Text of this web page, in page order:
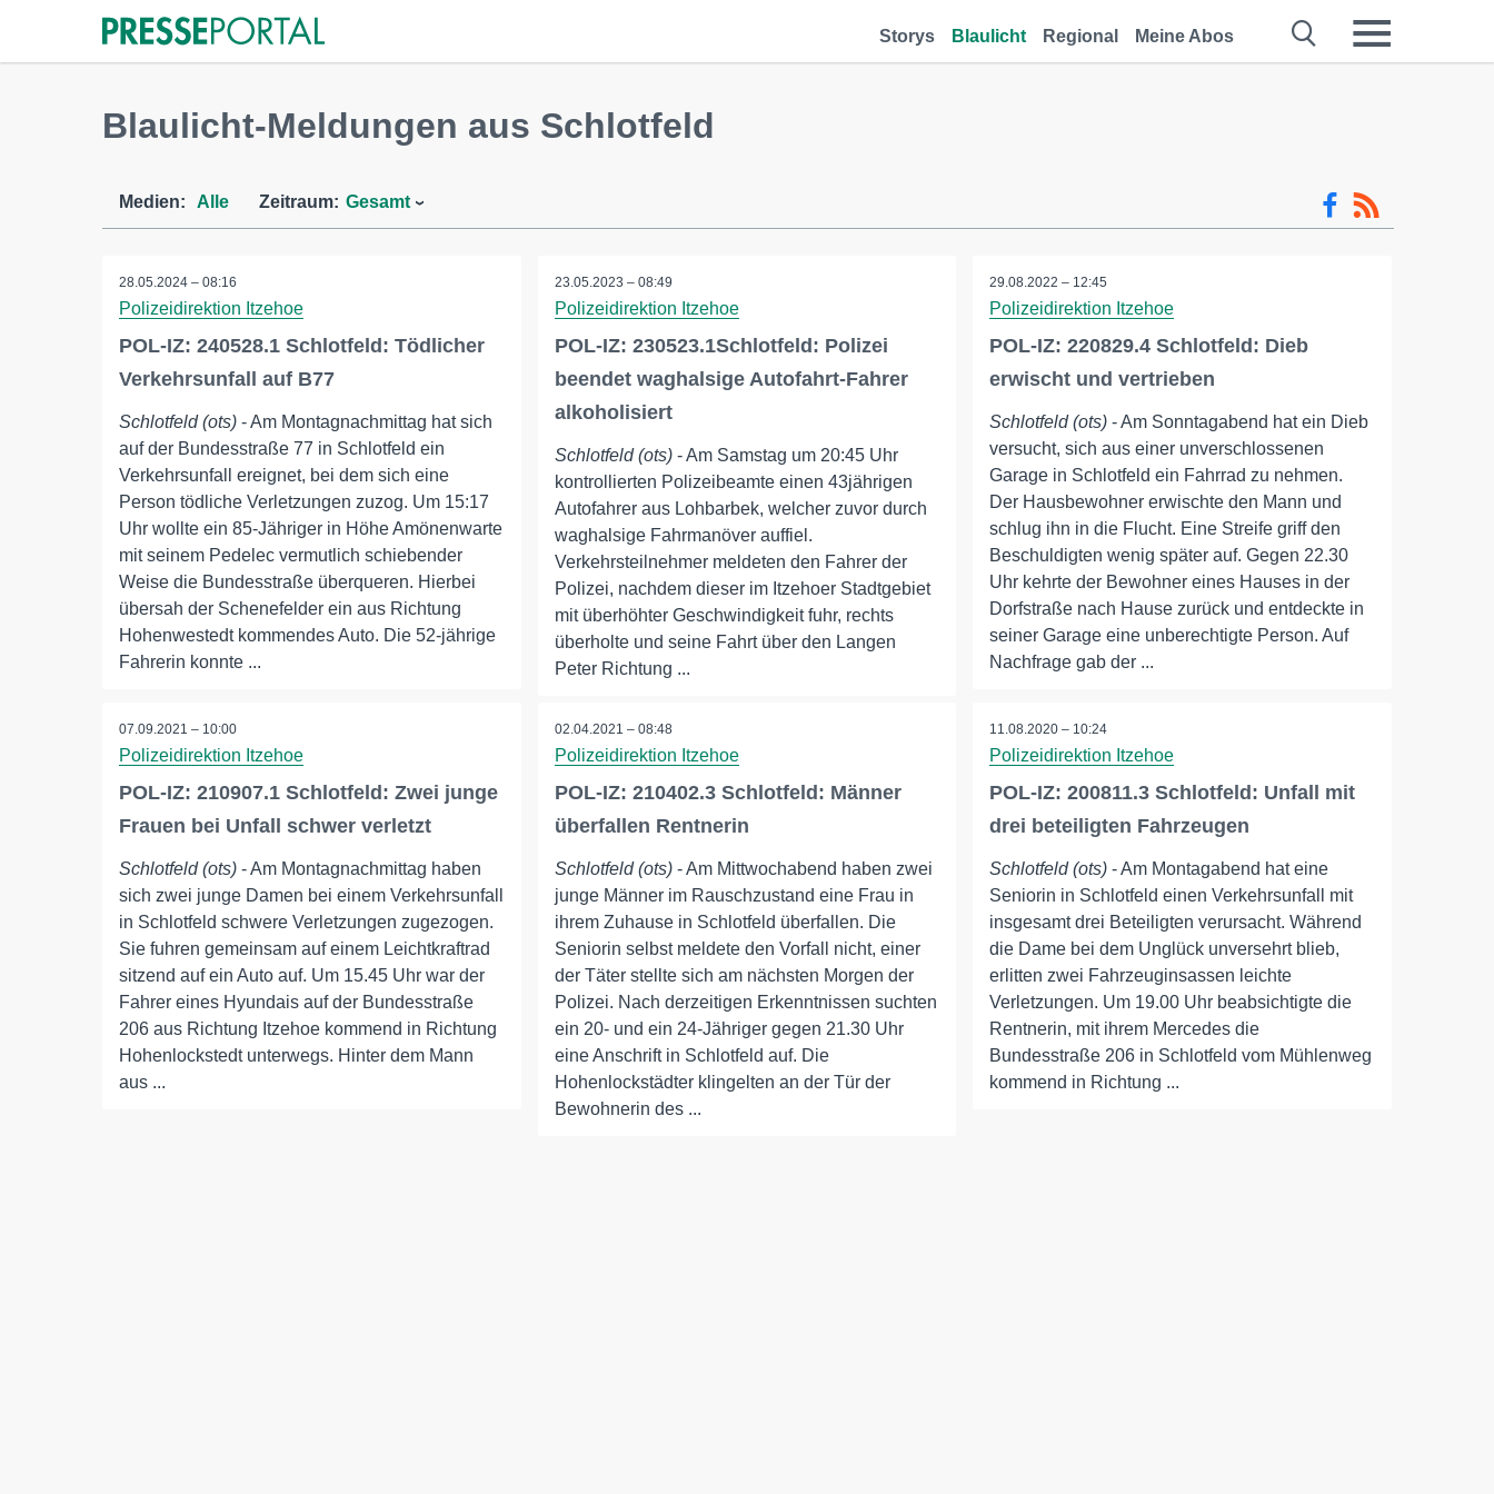
Storys Blaulicht Regional Meine Abos
Blaulicht-Meldungen aus Schlotfeld
Medien: Alle Zeitraum: Gesamt
28.05.2024 – 08:16
Polizeidirektion Itzehoe
POL-IZ: 240528.1 Schlotfeld: Tödlicher
Verkehrsunfall auf B77
Schlotfeld (ots) - Am Montagnachmittag hat sich
auf der Bundesstraße 77 in Schlotfeld ein
Verkehrsunfall ereignet, bei dem sich eine
Person tödliche Verletzungen zuzog. Um 15:17
Uhr wollte ein 85-Jähriger in Höhe Amönenwarte
mit seinem Pedelec vermutlich schiebender
Weise die Bundesstraße überqueren. Hierbei
übersah der Schenefelder ein aus Richtung
Hohenwestedt kommendes Auto. Die 52-jährige
Fahrerin konnte ...
23.05.2023 – 08:49
Polizeidirektion Itzehoe
POL-IZ: 230523.1Schlotfeld: Polizei
beendet waghalsige Autofahrt-Fahrer
alkoholisiert
Schlotfeld (ots)- Am Samstag um 20:45 Uhr
kontrollierten Polizeibeamte einen 43jährigen
Autofahrer aus Lohbarbek, welcher zuvor durch
waghalsige Fahrmanöver auffiel.
Verkehrsteilnehmer meldeten den Fahrer der
Polizei, nachdem dieser im Itzehoer Stadtgebiet
mit überhöhter Geschwindigkeit fuhr, rechts
überholte und seine Fahrt über den Langen
Peter Richtung ...
29.08.2022 – 12:45
Polizeidirektion Itzehoe
POL-IZ: 220829.4 Schlotfeld: Dieb
erwischt und vertrieben
Schlotfeld (ots) - Am Sonntagabend hat ein Dieb
versucht, sich aus einer unverschlossenen
Garage in Schlotfeld ein Fahrrad zu nehmen.
Der Hausbewohner erwischte den Mann und
schlug ihn in die Flucht. Eine Streife griff den
Beschuldigten wenig später auf. Gegen 22.30
Uhr kehrte der Bewohner eines Hauses in der
Dorfstraße nach Hause zurück und entdeckte in
seiner Garage eine unberechtigte Person. Auf
Nachfrage gab der ...
07.09.2021 – 10:00
Polizeidirektion Itzehoe
POL-IZ: 210907.1 Schlotfeld: Zwei junge
Frauen bei Unfall schwer verletzt
Schlotfeld (ots) - Am Montagnachmittag haben
sich zwei junge Damen bei einem Verkehrsunfall
in Schlotfeld schwere Verletzungen zugezogen.
Sie fuhren gemeinsam auf einem Leichtkraftrad
sitzend auf ein Auto auf. Um 15.45 Uhr war der
Fahrer eines Hyundais auf der Bundesstraße
206 aus Richtung Itzehoe kommend in Richtung
Hohenlockstedt unterwegs. Hinter dem Mann
aus ...
02.04.2021 – 08:48
Polizeidirektion Itzehoe
POL-IZ: 210402.3 Schlotfeld: Männer
überfallen Rentnerin
Schlotfeld (ots)- Am Mittwochabend haben zwei
junge Männer im Rauschzustand eine Frau in
ihrem Zuhause in Schlotfeld überfallen. Die
Seniorin selbst meldete den Vorfall nicht, einer
der Täter stellte sich am nächsten Morgen der
Polizei. Nach derzeitigen Erkenntnissen suchten
ein 20- und ein 24-Jähriger gegen 21.30 Uhr
eine Anschrift in Schlotfeld auf. Die
Hohenlockstädter klingelten an der Tür der
Bewohnerin des ...
11.08.2020 – 10:24
Polizeidirektion Itzehoe
POL-IZ: 200811.3 Schlotfeld: Unfall mit
drei beteiligten Fahrzeugen
Schlotfeld (ots) - Am Montagabend hat eine
Seniorin in Schlotfeld einen Verkehrsunfall mit
insgesamt drei Beteiligten verursacht. Während
die Dame bei dem Unglück unversehrt blieb,
erlitten zwei Fahrzeuginsassen leichte
Verletzungen. Um 19.00 Uhr beabsichtigte die
Rentnerin, mit ihrem Mercedes die
Bundesstraße 206 in Schlotfeld vom Mühlenweg
kommend in Richtung ...